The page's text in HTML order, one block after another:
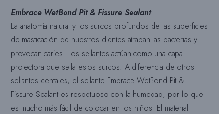
Embrace WetBond Pit & Fissure Sealant
La anatomía natural y los surcos profundos de las superficies
de masticación de nuestros dientes atrapan las bacterias y
provocan caries. Los sellantes actúan como una capa
protectora que sella estos surcos. A diferencia de otros
sellantes dentales, el sellante Embrace WetBond Pit &
Fissure Sealant es respetuoso con la humedad, por lo que
es mucho más fácil de colocar en los niños. El material